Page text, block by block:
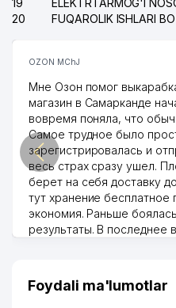
19
20
OZON MChJ
Мне Озон помог
магазин в Самарканде
вовремя поняла, что
Самое трудное было
зарегистрировалась и
весь страх сразу ушел.
берет на себя доставку
тут хранение
экономия. Раньше
результаты. В последнее
дальше развиваюсь
Hamida 03.08.2026 12:45:39
Foydali ma'lumotlar